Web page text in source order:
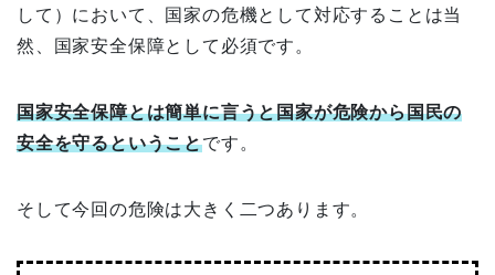
して）において、国家の危機として対応することは当
然、国家安全保障として必須です。
国家安全保障とは簡単に言うと国家が危険から国民の
安全を守るということです。
そして今回の危険は大きく二つあります。